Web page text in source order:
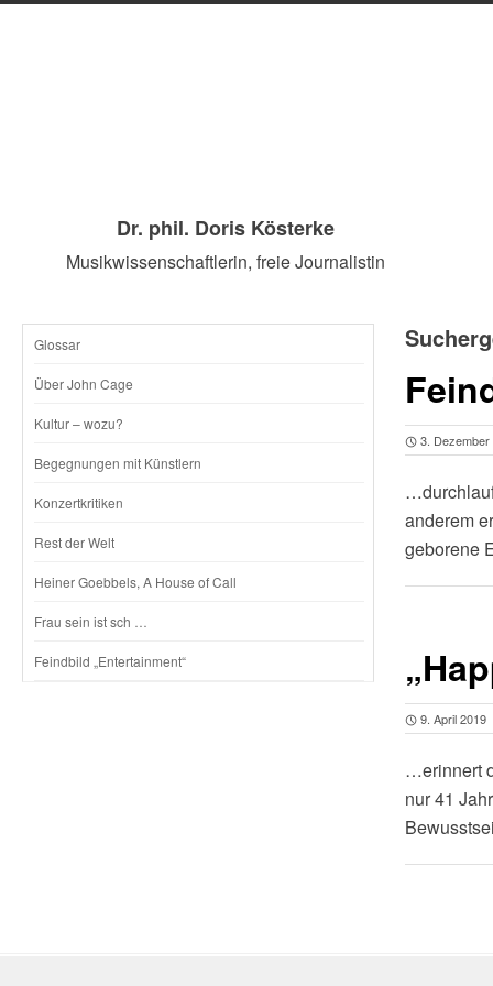
Dr. phil. Doris Kösterke
Musikwissenschaftlerin, freie Journalistin
SKIP
CONTENT
Glossar
Über John Cage
Kultur – wozu?
Begegnungen mit Künstlern
Konzertkritiken
Rest der Welt
Heiner Goebbels, A House of Call
Frau sein ist sch …
Feindbild „Entertainment“
3. Dezember
anderem
geborene
9. April 2019
…erinnert
nur 41